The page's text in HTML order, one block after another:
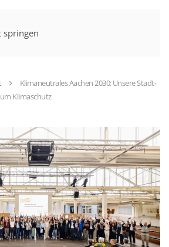
springen
Klimaneutrales Aachen 2030: Unsere Stadt-
Klimaschutz